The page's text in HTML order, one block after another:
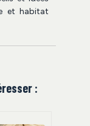
et habitat
: